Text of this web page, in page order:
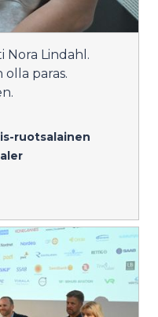
Nora Lindahl.
paras.
ruotsalainen